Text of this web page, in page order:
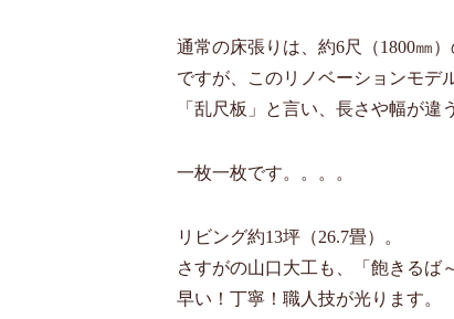
通常の床張りは、約6尺（1800㎜
ですが、このリノベーションモデ
「乱尺板」と言い、長さや幅が違
一枚一枚です。。。。
リビング約13坪（26.7畳）。
さすがの山口大工も、「飽きるば
早い！丁寧！職人技が光ります。